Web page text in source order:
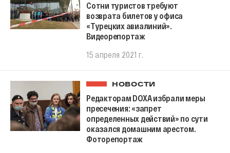
Сотни туристов требуют
возврата билетов у офиса
«Турецких авиалиний».
Видеорепортаж
15 апреля 2021 г.
НОВОСТИ
Редакторам DOXA избрали меры
пресечения: «запрет
определенных действий» по сути
оказался домашним арестом.
Фоторепортаж